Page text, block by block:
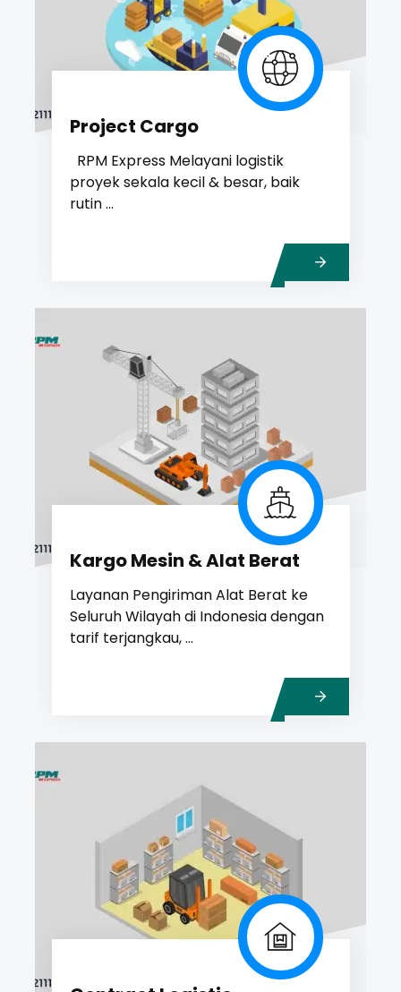
Project Cargo
RPM Express Melayani logistik
proyek sekala kecil & besar, baik
rutin ...
Kargo Mesin & Alat Berat
Layanan Pengiriman Alat Berat ke
Seluruh Wilayah di Indonesia dengan
tarif terjangkau, ...